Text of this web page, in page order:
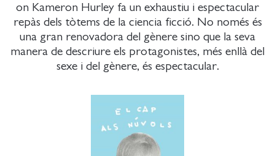
on Kameron Hurley fa un exhaustiu i espectacular
repàs dels tòtems de la ciencia ficció. No només és
una gran renovadora del gènere sino que la seva
manera de descriure els protagonistes, més enllà del
sexe i del gènere, és espectacular.